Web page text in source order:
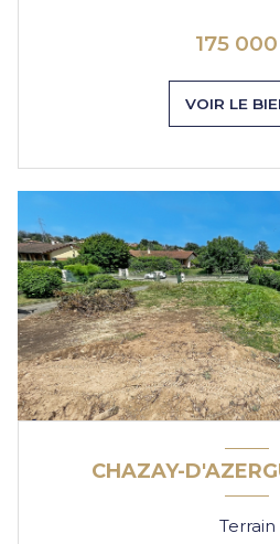
175
VOIR LE
CHAZAY-
Terrain